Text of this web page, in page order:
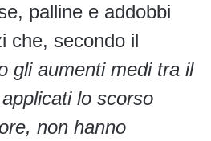
palline e addobbi
che, secondo il
gli aumenti medi tra il
lo scorso
non hanno